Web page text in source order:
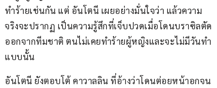
ทำร้ายเช่นกัน แต่ อันโตนี เผยอย่างมั่นใจว่า แล้วความ
จริงจะปรากฏ เป็นความรู้สึกที่เจ็บปวดเมื่อโดนบราซิลตัด
ออกจากทีมชาติ ตนไม่เคยทำร้ายผู้หญิงและจะไม่มีวันทำ
แบบนั้น
อันโตนี ยังตอบโต้ คาวาลลิน ที่อ้างว่าโดนต่อยหน้าอกจน